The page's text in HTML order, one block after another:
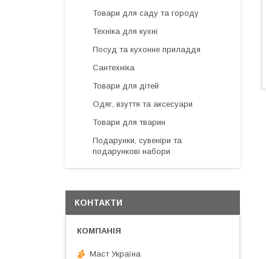
Товари для саду та городу
Техніка для кухні
Посуд та кухонне приладдя
Сантехніка
Товари для дітей
Одяг, взуття та аксесуари
Товари для тварин
Подарунки, сувеніри та
подарункові набори
КОНТАКТИ
Маст Україна